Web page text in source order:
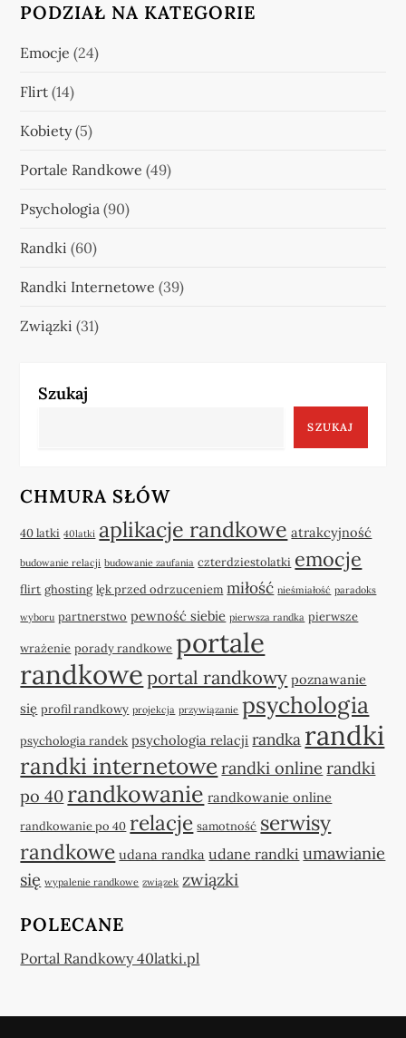
PODZIAŁ NA KATEGORIE
Emocje (24)
Flirt (14)
Kobiety(5)
Portale Randkowe (49)
Psychologia (90)
Randki (60)
Randki Internetowe (39)
Związki (31)
Szukaj
SZUKAJ
CHMURA SŁÓW
40 latki 40latki aplikacje randkowe atrakcyjność
budowanie relacji budowanie zaufania czterdziestolatki emocje
flirt ghosting lęk przed odrzuceniem miłość nieśmiałość paradoks
wyboru partnerstwo pewność siebie pierwsza randka pierwsze
wrażenie porady randkowe portale
randkowe portal randkowy poznawanie
się profil randkowy projekcja przywiązanie psychologia
psychologia randek psychologia relacji randka randki
randki internetowe randki online randki
po 40 randkowanie randkowanie online
randkowanie po 40 relacje samotność serwisy
randkowe udana randka udane randki umawianie
się wypalenie randkowe związek związki
POLECANE
Portal Randkowy 40latki.pl